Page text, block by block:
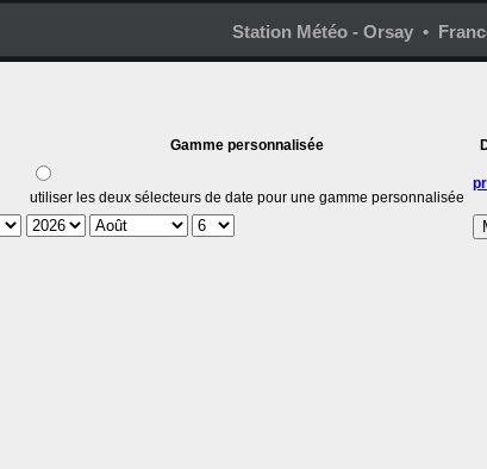
Station Météo - Orsay •